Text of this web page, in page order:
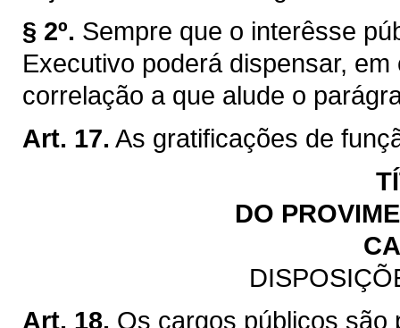
§ 2º. Sempre que o interêsse
Executivo poderá dispensar,
correlação a que alude o
Art. 17. As gratificações de
DO
Art. 18. Os cargos públicos são